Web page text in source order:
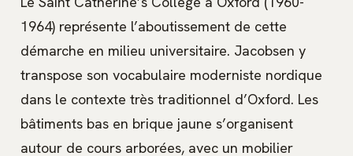
1964) représente l’aboutissement de cette
démarche en milieu universitaire. Jacobsen y
transpose son vocabulaire moderniste nordique
dans le contexte très traditionnel d’Oxford. Les
bâtiments bas en brique jaune s’organisent
autour de cours arborées, avec un mobilier